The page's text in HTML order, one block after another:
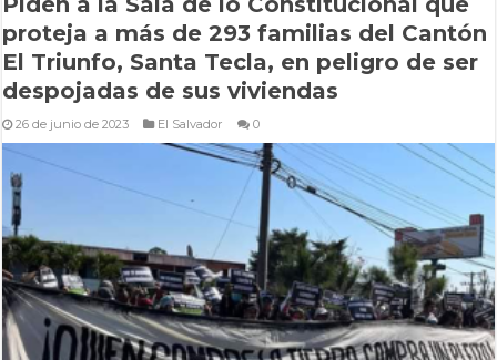
proteja a más de 293 familias del Cantón
El Triunfo, Santa Tecla, en peligro de ser
despojadas de sus viviendas
26 de junio de 2023 El Salvador 0